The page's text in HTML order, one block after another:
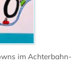
im Achterbahn-